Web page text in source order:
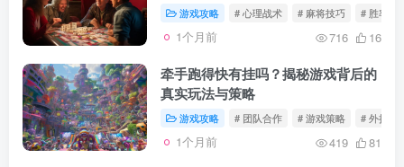
游戏攻略 # 心理战术 # 麻将技巧 # 胜率提
1个月前 716 16
牵手跑得快有挂吗？揭秘游戏背后的
真实玩法与策略
游戏攻略 # 团队合作 # 游戏策略 # 外挂问
1个月前 419 81